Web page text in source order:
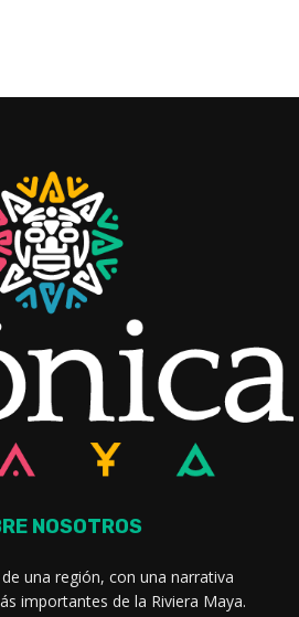
NOSOTROS
una región, con una narrativa
importantes de la Riviera Maya.